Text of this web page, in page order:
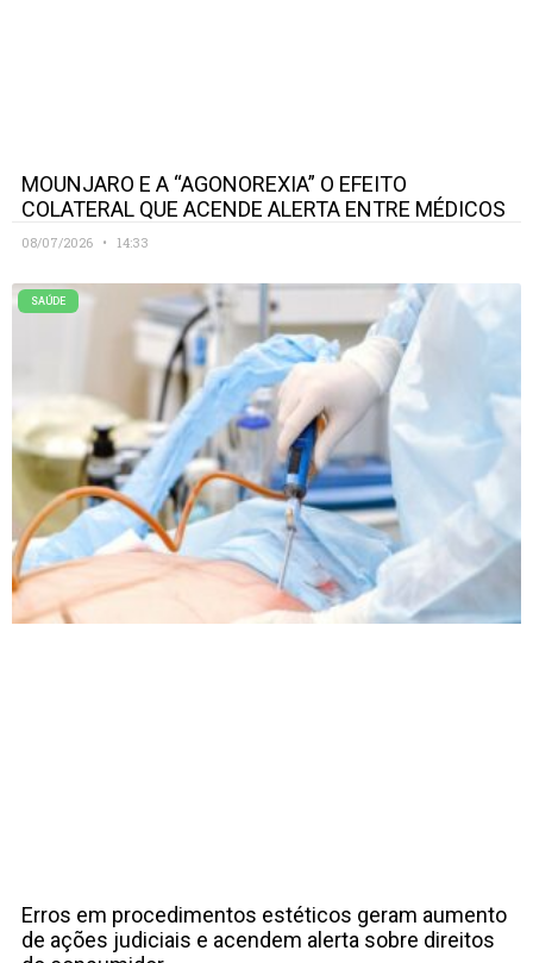
MOUNJARO E A “AGONOREXIA” O EFEITO
COLATERAL QUE ACENDE ALERTA ENTRE MÉDICOS
08/07/2026 14:33
SAÚDE
Erros em procedimentos estéticos geram aumento
de ações judiciais e acendem alerta sobre direitos